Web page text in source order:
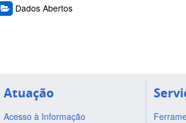
Dados Abertos
Atuação
Acesso à Informação